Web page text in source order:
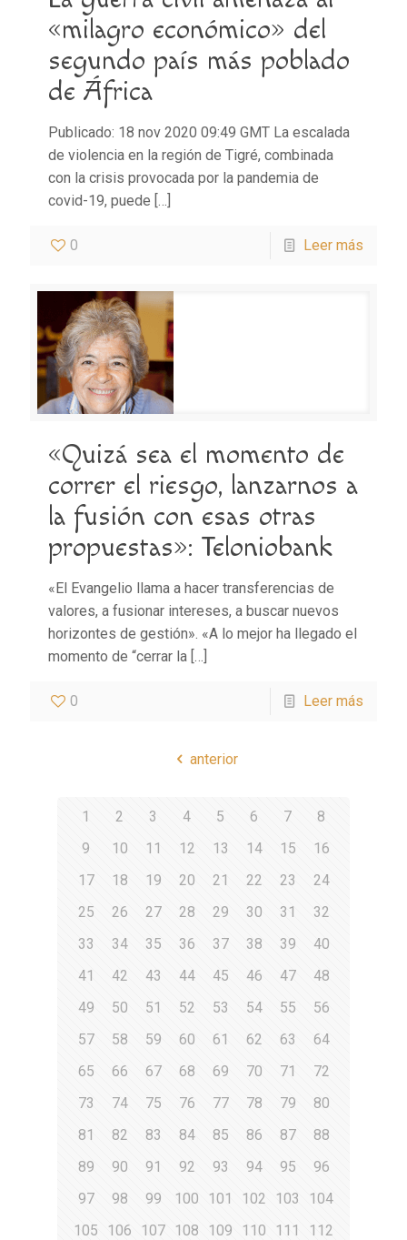
«milagro económico» del
segundo país más poblado
de África
Publicado: 18 nov 2020 09:49 GMT La escalada
de violencia en la región de Tigré, combinada
con la crisis provocada por la pandemia de
covid-19, puede […]
0 Leer más
«Quizá sea el momento de
correr el riesgo, lanzarnos a
la fusión con esas otras
propuestas»: Teloniobank
«El Evangelio llama a hacer transferencias de
valores, a fusionar intereses, a buscar nuevos
horizontes de gestión». «A lo mejor ha llegado el
momento de “cerrar la […]
0 Leer más
anterior
1 2 3 4 5 6 7
8
9
10 11 12 13 14 15
16
17
18 19 20 21 22 23
24
25
26 27 28 29 30 31
32
33
34 35 36 37 38 39
40
41
42 43 44 45 46 47
48
49
50 51 52 53 54 55
56
57
58 59 60 61 62 63
64
65
66 67 68 69 70 71
72
73
74 75 76 77 78 79
80
81
82 83 84 85 86 87
88
89
90 91 92 93 94 95
96
97
98 99 100 101 102 103
104
105
106 107 108 109 110 111
112